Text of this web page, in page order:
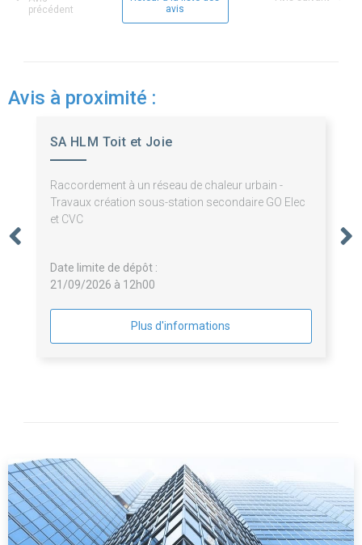
précédent
avis
Avis à proximité :
SA HLM Toit et Joie
Raccordement à un réseau de chaleur urbain -
Travaux création sous-station secondaire GO Elec
et CVC
Date limite de dépôt :
21/09/2026 à 12h00
Plus d'informations